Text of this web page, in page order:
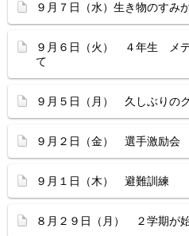
９月７日（水）生き物のすみ
９月６日（火） ４年生 メ
て
９月５日（月） 久しぶりの
９月２日（金） 選手激励会
９月１日（木） 避難訓練
８月２９日（月） ２学期が